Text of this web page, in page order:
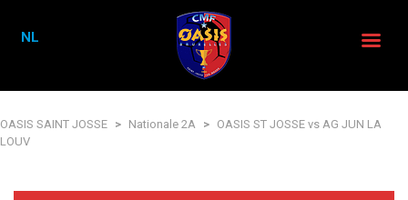
OASIS SAINT JOSSE > Nationale 2A > OASIS ST JOSSE vs AG JUN LA
LOUV
NL